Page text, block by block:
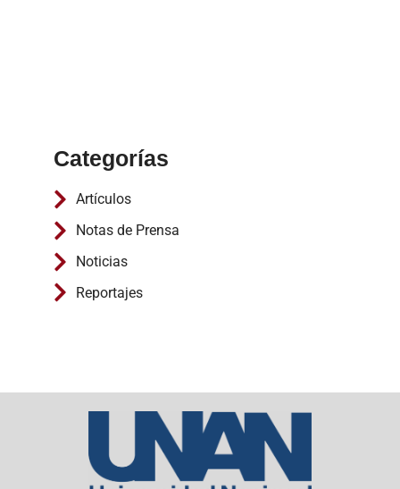
Categorías
Artículos
Notas de Prensa
Noticias
Reportajes